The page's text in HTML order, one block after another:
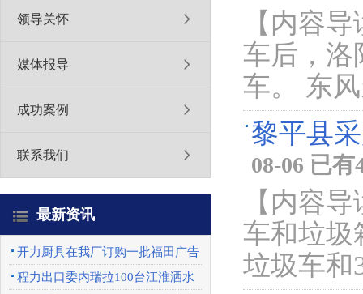
领导关怀
媒体报导
成功案例
联系我们
最新资讯
开力厨具在我厂订购一批福田广告
车
程力出口委内瑞拉100台江淮洒水
【内容
车后，洛
车。 东
黎平县
08-06 已
【内容
车和垃圾
垃圾车和